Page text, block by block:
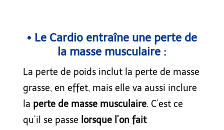
• Le Cardio entraîne une perte de
la masse musculaire :
La perte de poids inclut la perte de masse
grasse, en effet, mais elle va aussi inclure
la perte de masse musculaire. C’est ce
qu’il se passe lorsque l’on fait